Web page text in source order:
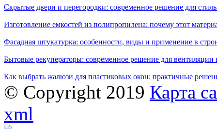
Скрытые двери и перегородки: современное решение для
Изготовление емкостей из полипропилена: почему этот
Фасадная штукатурка: особенности, виды и применение в
Бытовые рекуператоры: современное решение для вентиляции
Как выбрать жалюзи для пластиковых окон: практичные
© Copyright 2019 Карта
xml